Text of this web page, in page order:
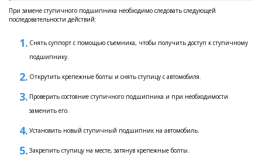
При замене ступичного подшипника необходимо следовать следующей
последовательности действий:
Снять суппорт с помощью съемника, чтобы получить доступ к ступичному
подшипнику.
Открутить крепежные болты и снять ступицу с автомобиля.
Проверить состояние ступичного подшипника и при необходимости
заменить его.
Установить новый ступичный подшипник на автомобиль.
Закрепить ступицу на месте, затянув крепежные болты.